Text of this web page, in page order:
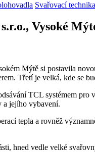
Svařovací technika
Vysoké
Mýtě si postavila
Třetí je velká, kde se
TCL systémem
a jejího vybavení.
tepla a rovněž
hned vedle velké